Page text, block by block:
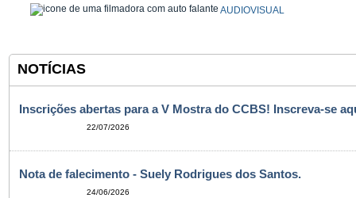
AUDIOVISUAL
NOTÍCIAS
Inscrições abertas para a V Mostra do CCBS! Inscreva-se
22/07/2026
Nota de falecimento - Suely Rodrigues dos Santos.
24/06/2026